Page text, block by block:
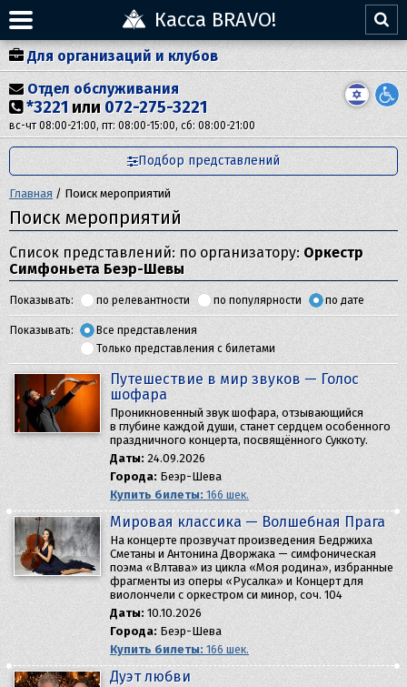
Касса BRAVO!
Для организаций и клубов
Отдел обслуживания
*3221 или 072-275-3221
вс-чт 08:00-21:00, пт: 08:00-15:00, сб: 08:00-21:00
Подбор представлений
Главная / Поиск мероприятий
Поиск мероприятий
Список представлений: по организатору: Оркестр
Симфоньета Беэр-Шевы
Показывать: по релевантности по популярности по дате
Показывать:
Все представления
Только представления с билетами
Путешествие в мир звуков — Голос
шофара
Проникновенный звук шофара, отзывающийся
в глубине каждой души, станет сердцем особенного
праздничного концерта, посвящённого Суккоту.
Даты: 24.09.2026
Города: Беэр-Шева
Купить билеты: 166 шек.
Мировая классика — Волшебная Прага
На концерте прозвучат произведения Бедржиха
Сметаны и Антонина Дворжака — симфоническая
поэма «Влтава» из цикла «Моя родина», избранные
фрагменты из оперы «Русалка» и Концерт для
виолончели с оркестром си минор, соч. 104
Даты: 10.10.2026
Города: Беэр-Шева
Купить билеты: 166 шек.
Дуэт любви